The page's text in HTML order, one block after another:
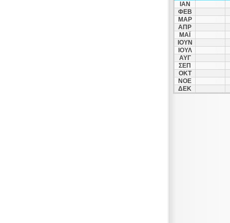
ΙΑΝ
ΦΕΒ
ΜΑΡ
ΑΠΡ
ΜΑΪ
ΙΟΥΝ
ΙΟΥΛ
ΑΥΓ
ΣΕΠ
ΟΚΤ
ΝΟΕ
ΔΕΚ